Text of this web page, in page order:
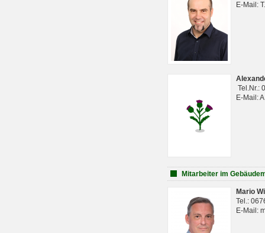
E-Mail:
Tel.Nr.:
E-Mail:
Mitarbeiter im
Mario
Tel.:
E-Mail: